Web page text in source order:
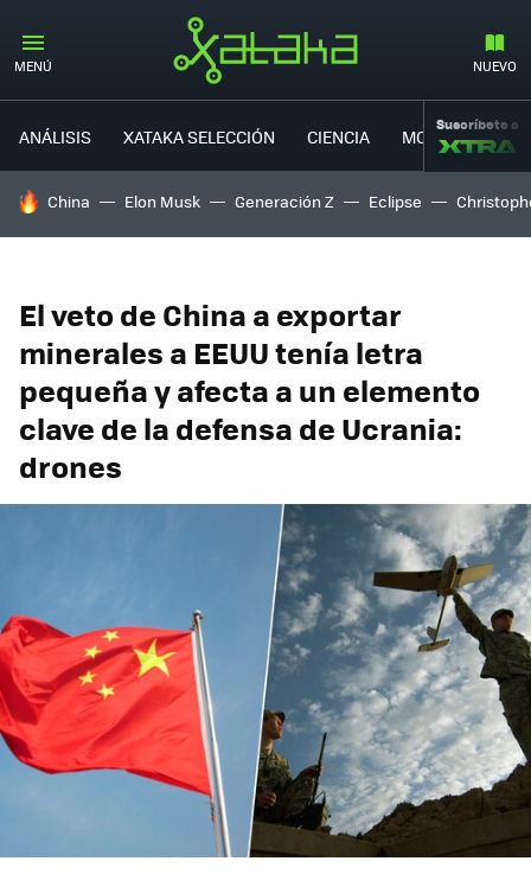
MENÚ NUEVO
ANÁLISIS XATAKA SELECCIÓN CIENCIA MOVILIDAD
Suscríbete a
HOY SE HABLA DE
China Elon Musk Generación Z Eclipse
El veto de China a exportar
minerales a EEUU tenía letra
pequeña y afecta a un elemento
clave de la defensa de Ucrania:
drones